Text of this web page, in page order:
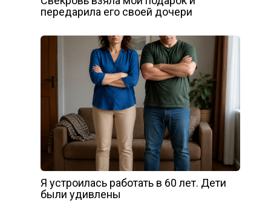
передарила его своей дочери
Я устроилась работать в 60 лет. Дети
были удивлены